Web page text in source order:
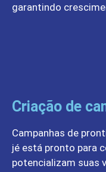
garantindo
Criação de
Campanhas de
jé está pronto para
potencializam suas